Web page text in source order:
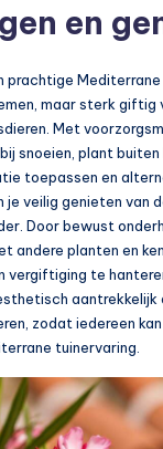
en
prachtige
maar sterk giftig
Met
bij snoeien, plant buiten
toepassen en
je veilig genieten van
Door bewust
andere planten en
vergiftiging te
aantrekkelijk
zodat iedereen
tuinervaring.